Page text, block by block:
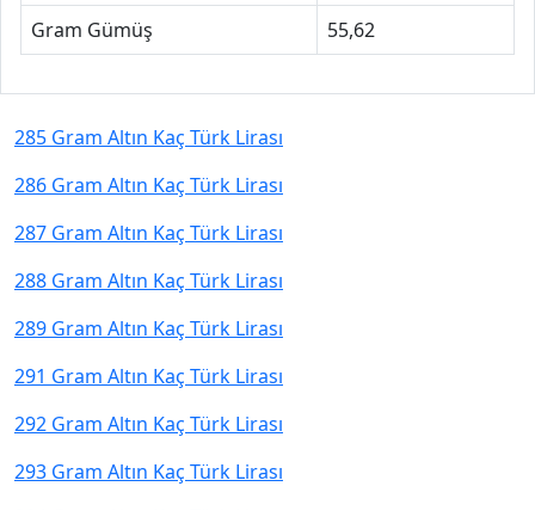
Gram Gümüş
55,62
285 Gram Altın Kaç Türk Lirası
286 Gram Altın Kaç Türk Lirası
287 Gram Altın Kaç Türk Lirası
288 Gram Altın Kaç Türk Lirası
289 Gram Altın Kaç Türk Lirası
291 Gram Altın Kaç Türk Lirası
292 Gram Altın Kaç Türk Lirası
293 Gram Altın Kaç Türk Lirası